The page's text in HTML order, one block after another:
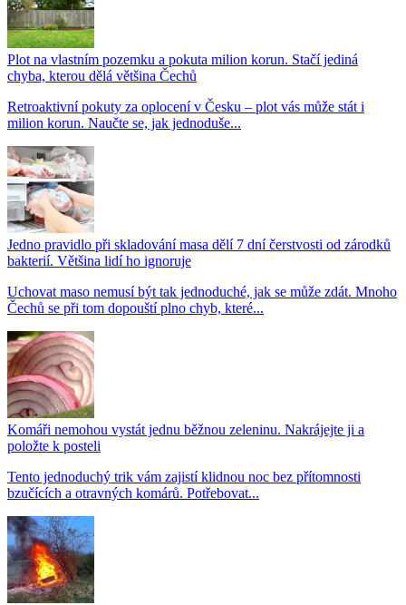
Plot na vlastním pozemku a pokuta milion korun. Stačí jediná
chyba, kterou dělá většina Čechů
Retroaktivní pokuty za oplocení v Česku – plot vás může stát i
milion korun. Naučte se, jak jednoduše...
Jedno pravidlo při skladování masa dělí 7 dní čerstvosti od zárodků
bakterií. Většina lidí ho ignoruje
Uchovat maso nemusí být tak jednoduché, jak se může zdát. Mnoho
Čechů se při tom dopouští plno chyb, které...
Komáři nemohou vystát jednu běžnou zeleninu. Nakrájejte ji a
položte k posteli
Tento jednoduchý trik vám zajistí klidnou noc bez přítomnosti
bzučících a otravných komárů. Potřebovat...